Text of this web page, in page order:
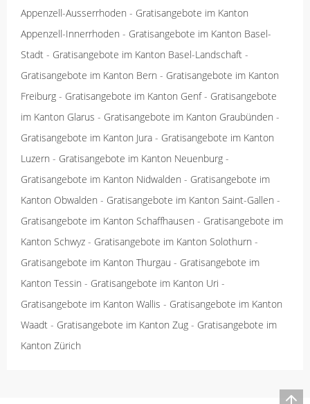
Appenzell-Ausserrhoden - Gratisangebote im Kanton
Appenzell-Innerrhoden - Gratisangebote im Kanton Basel-
Stadt - Gratisangebote im Kanton Basel-Landschaft -
Gratisangebote im Kanton Bern - Gratisangebote im Kanton
Freiburg - Gratisangebote im Kanton Genf- Gratisangebote
im Kanton Glarus - Gratisangebote im Kanton Graubünden -
Gratisangebote im Kanton Jura - Gratisangebote im Kanton
Luzern - Gratisangebote im Kanton Neuenburg -
Gratisangebote im Kanton Nidwalden - Gratisangebote im
Kanton Obwalden - Gratisangebote im Kanton Saint-Gallen -
Gratisangebote im Kanton Schaffhausen - Gratisangebote im
Kanton Schwyz - Gratisangebote im Kanton Solothurn -
Gratisangebote im Kanton Thurgau - Gratisangebote im
Kanton Tessin - Gratisangebote im Kanton Uri -
Gratisangebote im Kanton Wallis - Gratisangebote im Kanton
Waadt - Gratisangebote im Kanton Zug - Gratisangebote im
Kanton Zürich